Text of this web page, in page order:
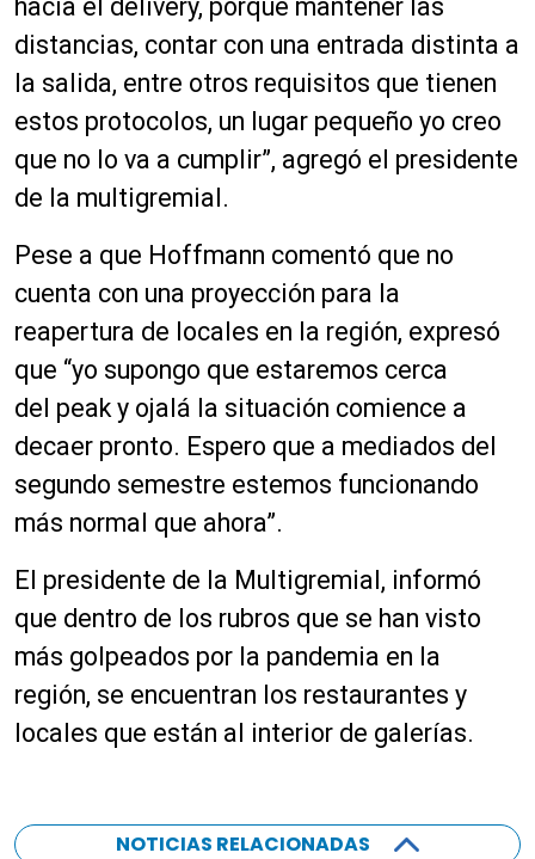
hacia el delivery, porque mantener las
distancias, contar con una entrada distinta a
la salida, entre otros requisitos que tienen
estos protocolos, un lugar pequeño yo creo
que no lo va a cumplir”, agregó el presidente
de la multigremial.
Pese a que Hoffmann comentó que no
cuenta con una proyección para la
reapertura de locales en la región, expresó
que “yo supongo que estaremos cerca
del peak y ojalá la situación comience a
decaer pronto. Espero que a mediados del
segundo semestre estemos funcionando
más normal que ahora”.
El presidente de la Multigremial, informó
que dentro de los rubros que se han visto
más golpeados por la pandemia en la
región, se encuentran los restaurantes y
locales que están al interior de galerías.
NOTICIAS RELACIONADAS